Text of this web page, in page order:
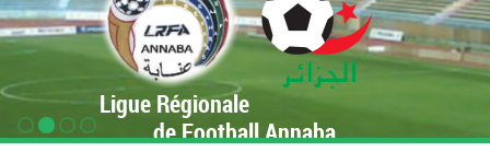
Ligue Régionale
de Football Annaba